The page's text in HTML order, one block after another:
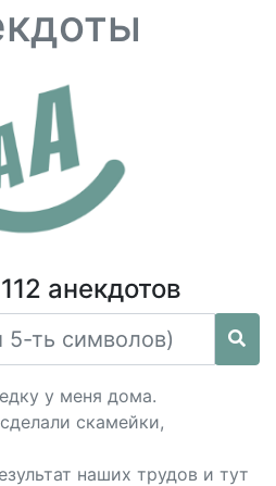
анекдотов
у меня дома.
скамейки,
наших трудов и тут